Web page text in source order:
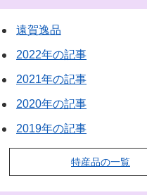
遠賀逸品
2022年の記事
2021年の記事
2020年の記事
2019年の記事
特産品の一覧